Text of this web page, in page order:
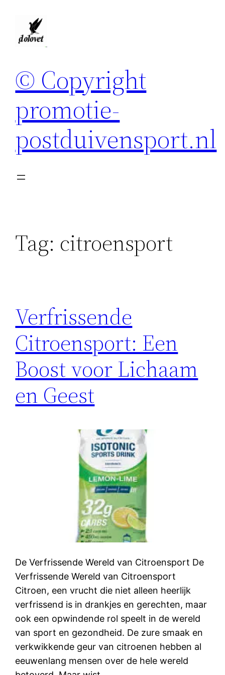
© Copyright
promotie-
postduivensport.nl
Tag: citroensport
Verfrissende
Citroensport: Een
Boost voor Lichaam
en Geest
De Verfrissende Wereld van Citroensport De
Verfrissende Wereld van Citroensport
Citroen, een vrucht die niet alleen heerlijk
verfrissend is in drankjes en gerechten, maar
ook een opwindende rol speelt in de wereld
van sport en gezondheid. De zure smaak en
verkwikkende geur van citroenen hebben al
eeuwenlang mensen over de hele wereld